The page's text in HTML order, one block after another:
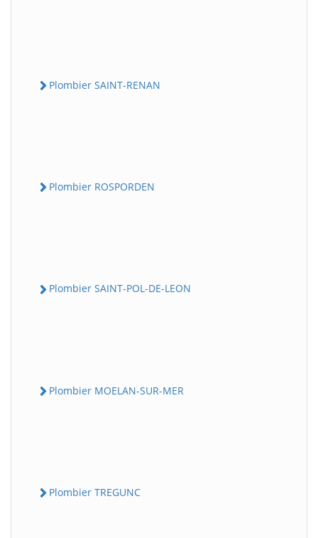
Plombier SAINT-RENAN
Plombier ROSPORDEN
Plombier SAINT-POL-DE-LEON
Plombier MOELAN-SUR-MER
Plombier TREGUNC